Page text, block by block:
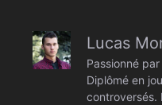
Lucas
Passionné
Diplômé en
controversés.